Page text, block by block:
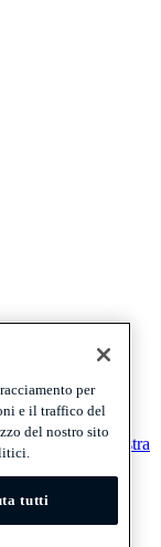
Ricevi la nostra
per
e il traffico del
del nostro sito
tutti